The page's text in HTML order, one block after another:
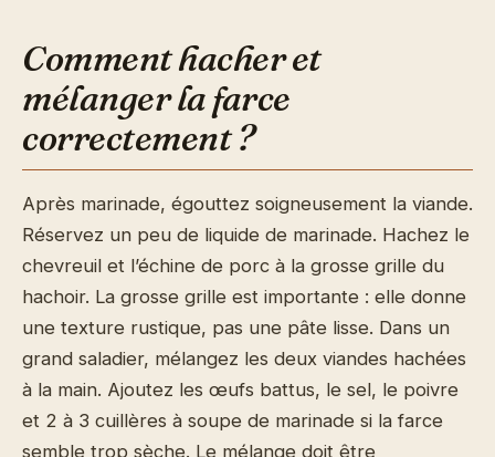
Comment hacher et
mélanger la farce
correctement ?
Après marinade, égouttez soigneusement la viande.
Réservez un peu de liquide de marinade. Hachez le
chevreuil et l’échine de porc à la grosse grille du
hachoir. La grosse grille est importante : elle donne
une texture rustique, pas une pâte lisse. Dans un
grand saladier, mélangez les deux viandes hachées
à la main. Ajoutez les œufs battus, le sel, le poivre
et 2 à 3 cuillères à soupe de marinade si la farce
semble trop sèche. Le mélange doit être